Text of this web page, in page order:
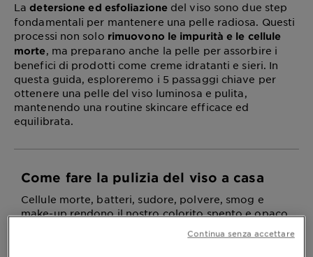
Ladetersione ed esfoliazionedel viso sono due step
fondamentali per mantenere una pelle radiosa. Questi
processi non solo rimuovono le impurità e le cellule
morte, ma preparano anche la pelle per assorbire i
benefici di prodotti come creme idratanti e sieri. In
questa guida, esploreremo i 5 passaggi chiave per
ottenere una pelle del viso luminosa e pulita,
mantenendo una routine skincare efficace ed
equilibrata.
Come fare la pulizia del viso a casa
Cellule morte, batteri, sudore, polvere, smog e
make-up rendono il nostro colorito spento e opaco
La detersione del viso è il primo passo verso una
Continua senza accettare